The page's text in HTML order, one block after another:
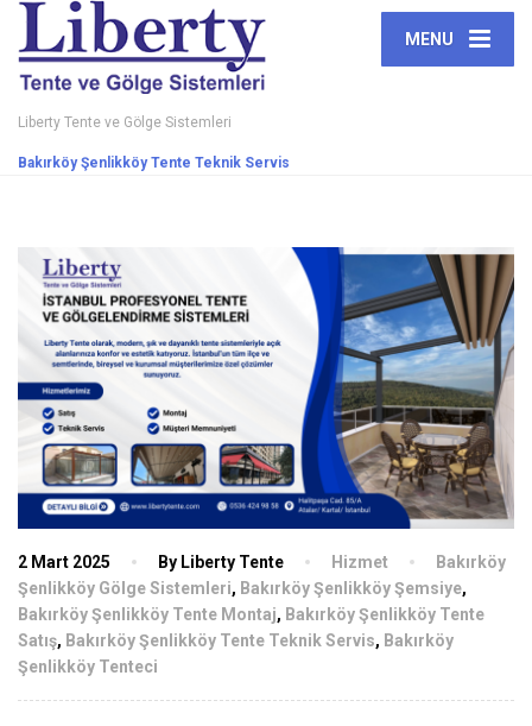
MENU
Liberty Tente ve Gölge Sistemleri
Bakırköy Şenlikköy Tente Teknik Servis
2 Mart 2025 By Liberty Tente Hizmet
Bakırköy
Şenlikköy Gölge Sistemleri, Bakırköy Şenlikköy Şemsiye,
Bakırköy Şenlikköy Tente Montaj, Bakırköy Şenlikköy Tente
Satış, Bakırköy Şenlikköy Tente Teknik Servis, Bakırköy
Şenlikköy Tenteci